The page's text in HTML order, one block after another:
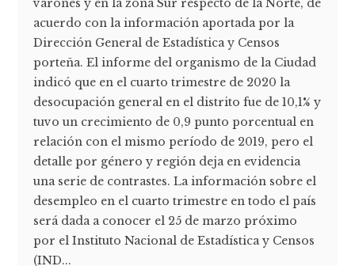
varones y en la zona Sur respecto de la Norte, de
acuerdo con la información aportada por la
Dirección General de Estadística y Censos
porteña. El informe del organismo de la Ciudad
indicó que en el cuarto trimestre de 2020 la
desocupación general en el distrito fue de 10,1% y
tuvo un crecimiento de 0,9 punto porcentual en
relación con el mismo período de 2019, pero el
detalle por género y región deja en evidencia
una serie de contrastes. La información sobre el
desempleo en el cuarto trimestre en todo el país
será dada a conocer el 25 de marzo próximo
por el Instituto Nacional de Estadística y Censos
(IND...